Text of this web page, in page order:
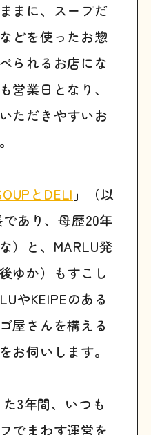
まに、スープだ
どを使ったお惣
られるお店にな
営業日となり、
ただきやすいお
とDELI 」（以
あり、母歴20年
）と、MARLU発
ゆか）もすこし
やKEIPEのある
屋さんを構える
お伺いします。
3年間、いつも
でまわす運営を